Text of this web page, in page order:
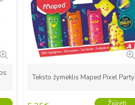
Teksto žymeklis Maped Pixel Party